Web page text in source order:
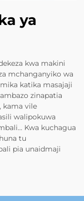
ya
kwa makini
mchanganyiko wa
katika masajaji
zinapatia
kama vile
walipokuwa
Kwa kuchagua
tu
pia unaidmaji